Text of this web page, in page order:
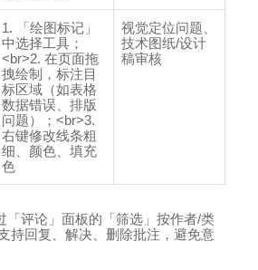
1.
「绘图标记」
中选择工具；
<br>2.在页面拖
拽绘制，标注目
标区域（如表格
数据错误、排版
问题）；<br>3.
右键修改线条粗
细、颜色、填充
色
视觉定位问题、
技术图纸/设计
稿审核
「评论」面板的「筛选」按作者/类
持回复、解决、删除批注，避免意